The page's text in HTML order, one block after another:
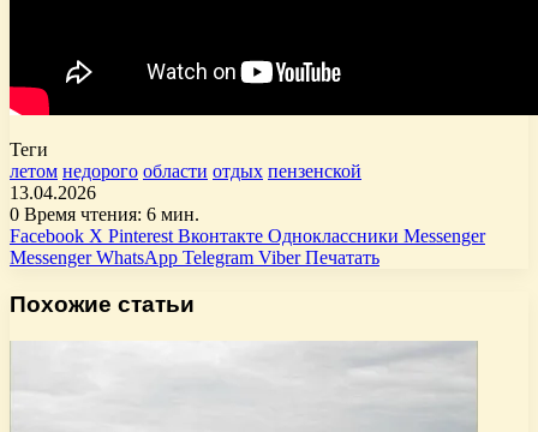
Теги
летом недорого области отдых пензенской
13.04.2026
0 Время чтения: 6 мин.
Facebook X Pinterest Вконтакте Одноклассники Messenger
Messenger WhatsApp Telegram Viber Печатать
Похожие статьи